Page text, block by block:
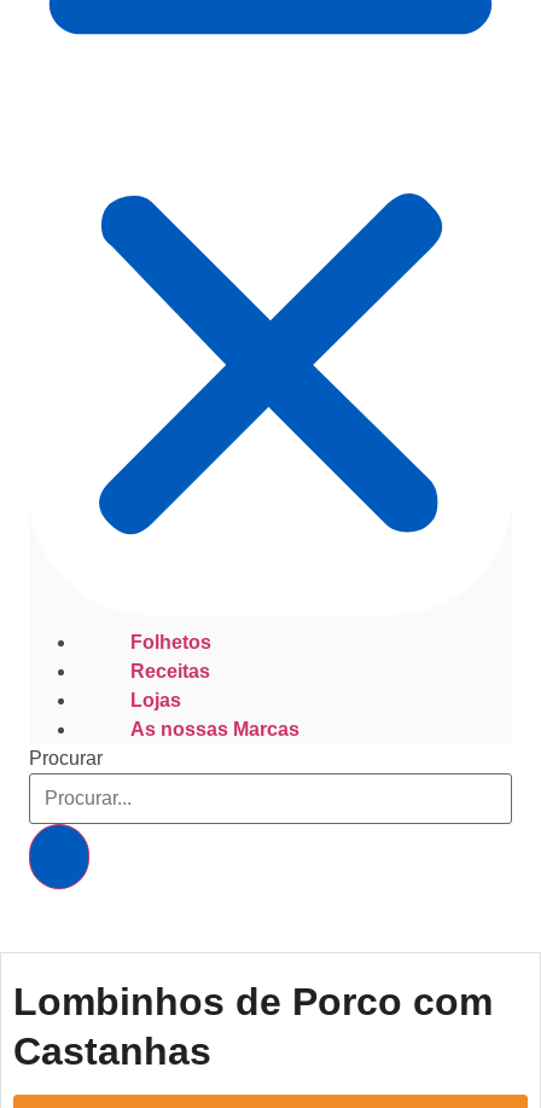
Folhetos
Receitas
Lojas
As nossas Marcas
Procurar
Lombinhos de Porco com
Castanhas